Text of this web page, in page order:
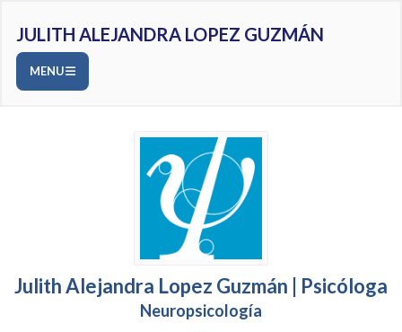
JULITH ALEJANDRA LOPEZ GUZMÁN
MENU
Julith Alejandra Lopez Guzmán | Psicóloga
Neuropsicología